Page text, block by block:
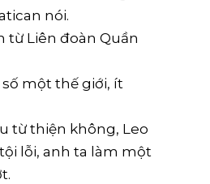
nói.
từ Liên đoàn Quần
một thế giới, ít
từ thiện không, Leo
lỗi, anh ta làm một